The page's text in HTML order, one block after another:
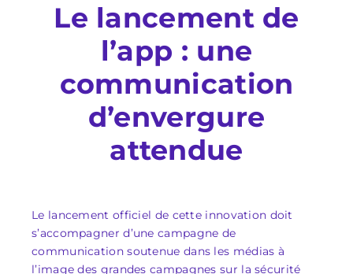
Le lancement de
l’app : une
communication
d’envergure
attendue
Le lancement officiel de cette innovation doit
s’accompagner d’une campagne de
communication soutenue dans les médias à
l’image des grandes campagnes sur la sécurité